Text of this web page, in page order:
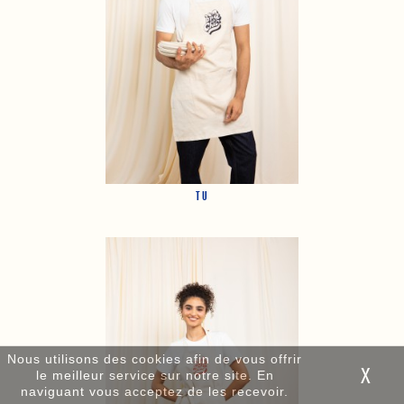
Nous utilisons des cookies afin de vous offrir
le meilleur service sur notre site. En
naviguant vous acceptez de les recevoir.
TU